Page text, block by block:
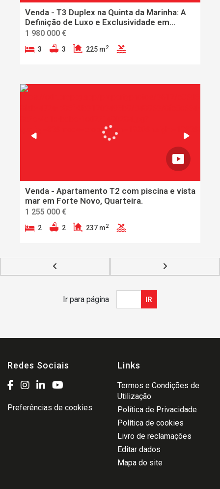
Venda - T3 Duplex na Quinta da Marinha: A
Definição de Luxo e Exclusividade em
Cascais
1 980 000 €
3 3 225 m2
Venda - Apartamento T2 com piscina e vista
mar em Forte Novo, Quarteira.
1 255 000 €
2 2 237 m2
Ir para página IR
Redes Sociais
Preferências de cookies
Links
Termos e Condições de
Utilização
Política de Privacidade
Política de cookies
Livro de reclamações
Editar dados
Mapa do site